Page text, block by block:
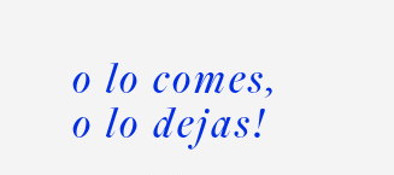
o lo comes,
o lo dejas!